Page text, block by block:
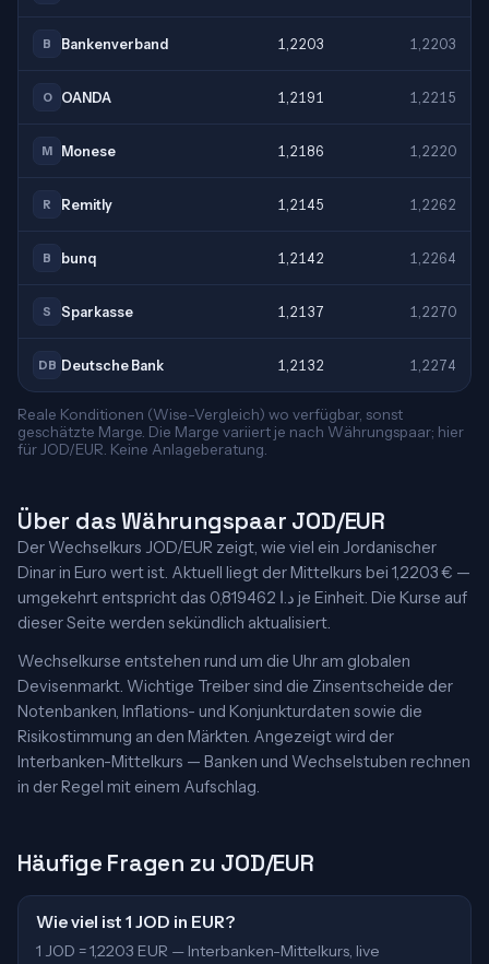
B Bankenverband 1,2203 1,2203
O OANDA 1,2191 1,2215
M Monese 1,2186 1,2220
R Remitly 1,2145 1,2262
B bunq 1,2142 1,2264
S Sparkasse 1,2137 1,2270
DB Deutsche Bank 1,2132 1,2274
Reale Konditionen (Wise-Vergleich) wo verfügbar, sonst
geschätzte Marge. Die Marge variiert je nach Währungspaar; hier
für JOD/EUR. Keine Anlageberatung.
Über das Währungspaar JOD/EUR
Der Wechselkurs JOD/EUR zeigt, wie viel ein Jordanischer
Dinar in Euro wert ist. Aktuell liegt der Mittelkurs bei 1,2203 € —
umgekehrt entspricht das 0,819462 د.ا je Einheit. Die Kurse auf
dieser Seite werden sekündlich aktualisiert.
Wechselkurse entstehen rund um die Uhr am globalen
Devisenmarkt. Wichtige Treiber sind die Zinsentscheide der
Notenbanken, Inflations- und Konjunkturdaten sowie die
Risikostimmung an den Märkten. Angezeigt wird der
Interbanken-Mittelkurs — Banken und Wechselstuben rechnen
in der Regel mit einem Aufschlag.
Häufige Fragen zu JOD/EUR
Wie viel ist 1 JOD in EUR?
1 JOD = 1,2203 EUR — Interbanken-Mittelkurs, live